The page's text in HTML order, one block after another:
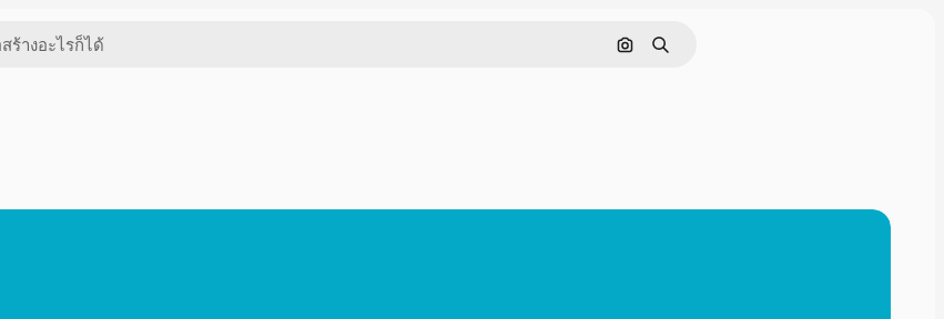
ค้นหาตามรูปภาพ
ค้นหา